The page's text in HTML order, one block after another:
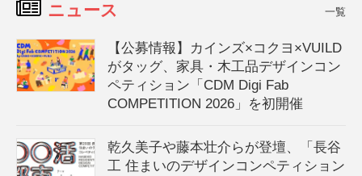
ニュース 一覧
【公募情報】カインズ×コクヨ×VUILD
がタッグ、家具・木工品デザインコン
ペティション「CDM Digi Fab
COMPETITION 2026」を初開催
乾久美子や藤本壮介らが登壇、「長谷
工 住まいのデザインコンペティション